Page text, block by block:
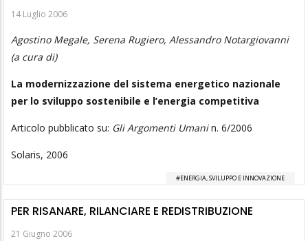
14 Luglio 2006
Agostino Megale, Serena Rugiero, Alessandro Notargiovanni
(a cura di)
La modernizzazione del sistema energetico nazionale
per lo sviluppo sostenibile e l’energia competitiva
Articolo pubblicato su: Gli Argomenti Umanin. 6/2006
Solaris, 2006
ENERGIA, SVILUPPO E INNOVAZIONE
PER RISANARE, RILANCIARE E REDISTRIBUZIONE
21 Giugno 2006